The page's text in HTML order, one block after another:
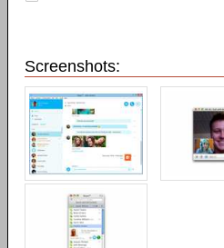
Screenshots: